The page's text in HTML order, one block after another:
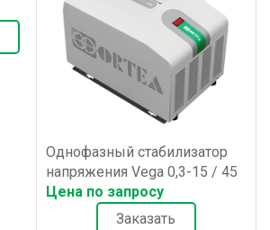
Однофазный стабилизатор
напряжения Vega 0,3-15 / 45
Цена по запросу
Заказать